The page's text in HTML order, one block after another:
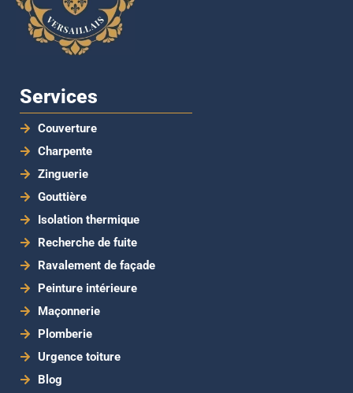
Services
Couverture
Charpente
Zinguerie
Gouttière
Isolation thermique
Recherche de fuite
Ravalement de façade
Peinture intérieure
Maçonnerie
Plomberie
Urgence toiture
Blog